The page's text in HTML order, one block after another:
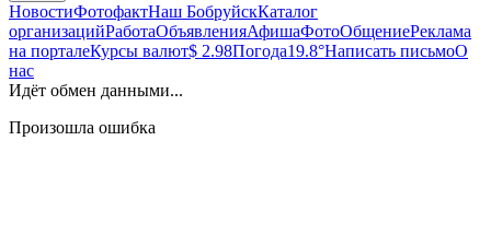
НовостиФотофактНаш БобруйскКаталог
организацийРаботаОбъявленияАфишаФотоОбщениеРеклама
на порталеКурсы валют$ 2.98Погода19.8°Написать письмоО
нас
Идёт обмен данными...
Произошла ошибка